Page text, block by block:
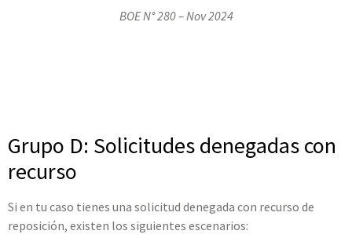
BOE N° 280 – Nov 2024
Grupo D: Solicitudes denegadas con
recurso
Si en tu caso tienes una solicitud denegada con recurso de
reposición, existen los siguientes escenarios: